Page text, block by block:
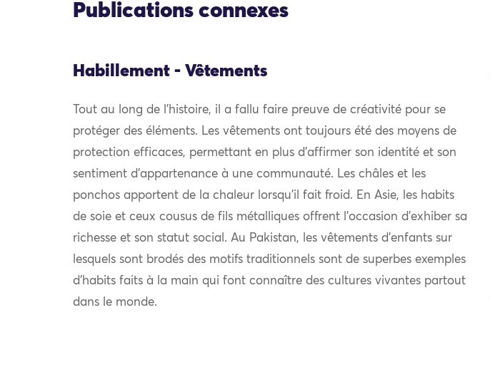
Publications connexes
Habillement - Vêtements
Tout au long de l’histoire, il a fallu faire preuve de créativité pour se
protéger des éléments. Les vêtements ont toujours été des moyens de
protection efficaces, permettant en plus d’affirmer son identité et son
sentiment d’appartenance à une communauté. Les châles et les
ponchos apportent de la chaleur lorsqu’il fait froid. En Asie, les habits
de soie et ceux cousus de fils métalliques offrent l’occasion d’exhiber sa
richesse et son statut social. Au Pakistan, les vêtements d’enfants sur
lesquels sont brodés des motifs traditionnels sont de superbes exemples
d’habits faits à la main qui font connaître des cultures vivantes partout
dans le monde.